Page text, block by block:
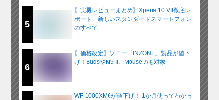
5
〖実機レビューまとめ〗Xperia 10 VII徹底レ
ポート 新しいスタンダードスマートフォン
のすべて
6
〖価格改定〗ソニー「INZONE」製品が値下
げ！BudsやM9 II、Mouse-Aも対象
WF-1000XM6が値下げ！ 1か月使ってわかっ